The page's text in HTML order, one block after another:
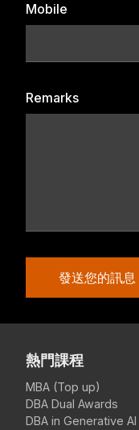
Mobile
Remarks
發送您的訊息
熱門課程
MBA (Top up)
DBA Dual Awards
DBA in Generative AI